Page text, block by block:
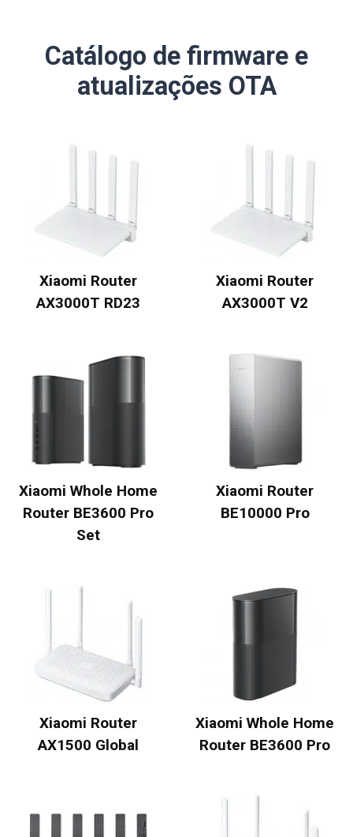
Catálogo de firmware e
atualizações OTA
Xiaomi Router
AX3000T RD23
Xiaomi Router
AX3000T V2
Xiaomi Whole Home
Router BE3600 Pro
Set
Xiaomi Router
BE10000 Pro
Xiaomi Router
AX1500 Global
Xiaomi Whole Home
Router BE3600 Pro